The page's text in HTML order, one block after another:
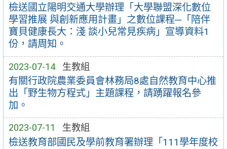
檢送國立陽明交通大學辦理「大學聯盟深化數位
學習推展 與創新應用計畫」之數位課程─「陪伴
寶貝健康長大：淺 談小兒常見疾病」宣導資料1
份，請周知。
2023-07-14 生教組
有關行政院農業委員會林務局8處自然教育中心推
出「野生物方程式」主題課程，請踴躍報名參
加。
2023-07-11 生教組
檢送教育部國民及學前教育署辦理「111學年度校